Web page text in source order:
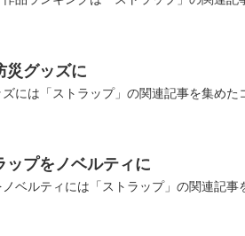
災グッズに
には「ストラップ」の関連記事を集めた
ップをノベルティに
ベルティには「ストラップ」の関連記事